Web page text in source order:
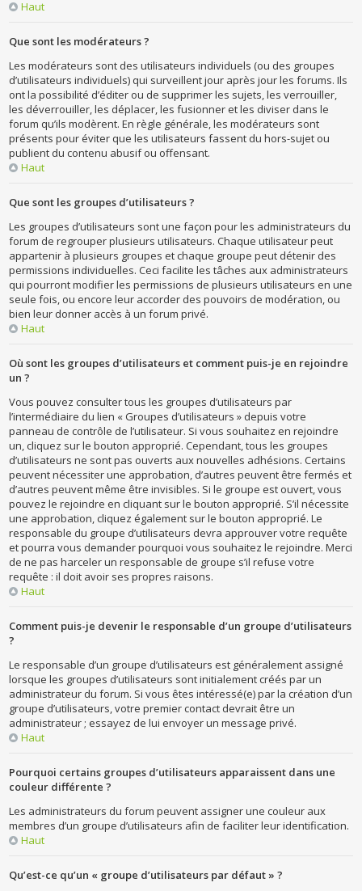
Haut
Que sont les modérateurs ?
Les modérateurs sont des utilisateurs individuels (ou des groupes
d’utilisateurs individuels) qui surveillent jour après jour les forums. Ils
ont la possibilité d’éditer ou de supprimer les sujets, les verrouiller,
les déverrouiller, les déplacer, les fusionner et les diviser dans le
forum qu’ils modèrent. En règle générale, les modérateurs sont
présents pour éviter que les utilisateurs fassent du hors-sujet ou
publient du contenu abusif ou offensant.
Haut
Que sont les groupes d’utilisateurs ?
Les groupes d’utilisateurs sont une façon pour les administrateurs du
forum de regrouper plusieurs utilisateurs. Chaque utilisateur peut
appartenir à plusieurs groupes et chaque groupe peut détenir des
permissions individuelles. Ceci facilite les tâches aux administrateurs
qui pourront modifier les permissions de plusieurs utilisateurs en une
seule fois, ou encore leur accorder des pouvoirs de modération, ou
bien leur donner accès à un forum privé.
Haut
Où sont les groupes d’utilisateurs et comment puis-je en rejoindre
un ?
Vous pouvez consulter tous les groupes d’utilisateurs par
l’intermédiaire du lien « Groupes d’utilisateurs » depuis votre
panneau de contrôle de l’utilisateur. Si vous souhaitez en rejoindre
un, cliquez sur le bouton approprié. Cependant, tous les groupes
d’utilisateurs ne sont pas ouverts aux nouvelles adhésions. Certains
peuvent nécessiter une approbation, d’autres peuvent être fermés et
d’autres peuvent même être invisibles. Si le groupe est ouvert, vous
pouvez le rejoindre en cliquant sur le bouton approprié. S’il nécessite
une approbation, cliquez également sur le bouton approprié. Le
responsable du groupe d’utilisateurs devra approuver votre requête
et pourra vous demander pourquoi vous souhaitez le rejoindre. Merci
de ne pas harceler un responsable de groupe s’il refuse votre
requête : il doit avoir ses propres raisons.
Haut
Comment puis-je devenir le responsable d’un groupe d’utilisateurs
?
Le responsable d’un groupe d’utilisateurs est généralement assigné
lorsque les groupes d’utilisateurs sont initialement créés par un
administrateur du forum. Si vous êtes intéressé(e) par la création d’un
groupe d’utilisateurs, votre premier contact devrait être un
administrateur ; essayez de lui envoyer un message privé.
Haut
Pourquoi certains groupes d’utilisateurs apparaissent dans une
couleur différente ?
Les administrateurs du forum peuvent assigner une couleur aux
membres d’un groupe d’utilisateurs afin de faciliter leur identification.
Haut
Qu’est-ce qu’un « groupe d’utilisateurs par défaut » ?